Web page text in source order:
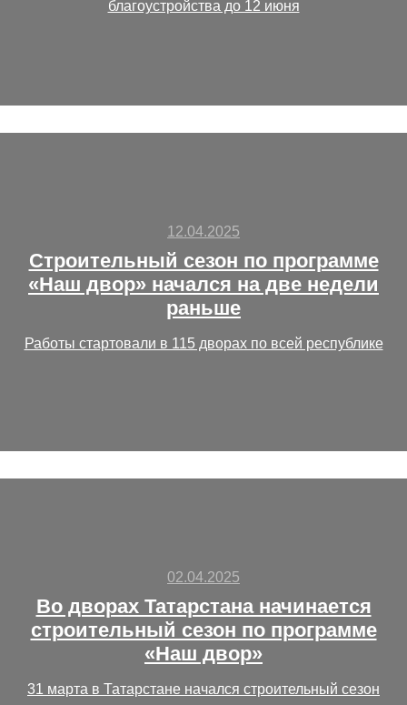
благоустройства до 12 июня
12.04.2025
Строительный сезон по программе
«Наш двор» начался на две недели
раньше
Работы стартовали в 115 дворах по всей республике
02.04.2025
Во дворах Татарстана начинается
строительный сезон по программе
«Наш двор»
31 марта в Татарстане начался строительный сезон